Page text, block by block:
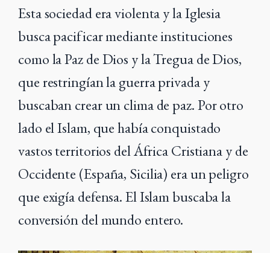
Esta sociedad era violenta y la Iglesia
busca pacificar mediante instituciones
como la Paz de Dios y la Tregua de Dios,
que restringían la guerra privada y
buscaban crear un clima de paz.Por otro
lado el Islam, que había conquistado
vastos territorios del África Cristiana y de
Occidente (España, Sicilia) era un peligro
que exigía defensa. El Islam buscaba la
conversión del mundo entero.